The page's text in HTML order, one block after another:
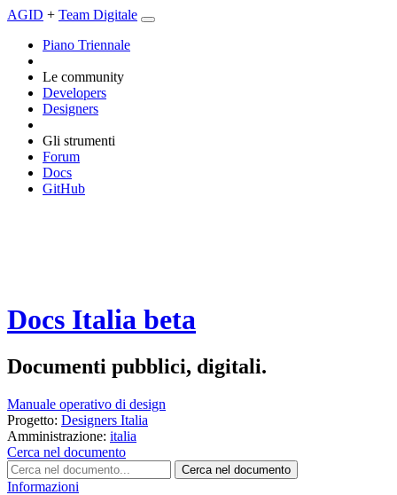
AGID + Team Digitale
Piano Triennale
Le community
Developers
Designers
Gli strumenti
Forum
Docs
GitHub
Docs Italia beta
Documenti pubblici, digitali.
Manuale operativo di design
Progetto: Designers Italia
Amministrazione: italia
Cerca nel documento
Cerca nel documento
Informazioni